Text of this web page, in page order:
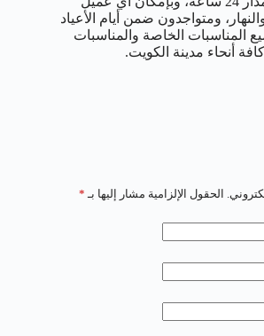
ومتواجدون ضمن أيام الأعياد
المناسبات الخاصة والمناسبات
أنحاء مدينة الكويت.
الحقول الإلزامية مشار إليها بـ *